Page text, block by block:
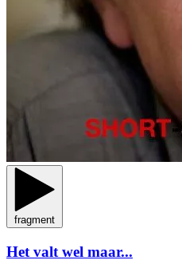
fragment
Het valt wel maar...